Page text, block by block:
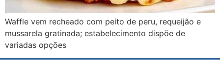
Waffle vem recheado com peito de peru, requeijão e
mussarela gratinada; estabelecimento dispõe de
variadas opções